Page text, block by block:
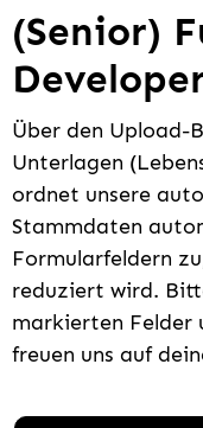
(Senior)
Über den Upload-
Unterlagen
ordnet unsere
Stammdaten
Formularfeldern
reduziert wird.
markierten Felder
freuen uns auf